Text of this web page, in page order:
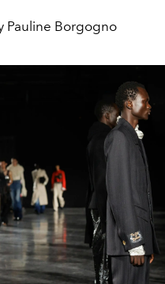
Pauline Borgogno